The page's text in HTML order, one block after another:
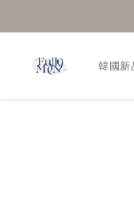
韓國新